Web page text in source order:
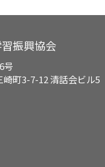
振興協会
号
町3-7-12 清話会ビル5